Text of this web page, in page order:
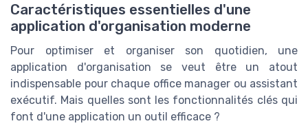
Caractéristiques essentielles d'une
application d'organisation moderne
Pour optimiser et organiser son quotidien, une
application d'organisation se veut être un atout
indispensable pour chaque office manager ou assistant
exécutif. Mais quelles sont les fonctionnalités clés qui
font d'une application un outil efficace ?